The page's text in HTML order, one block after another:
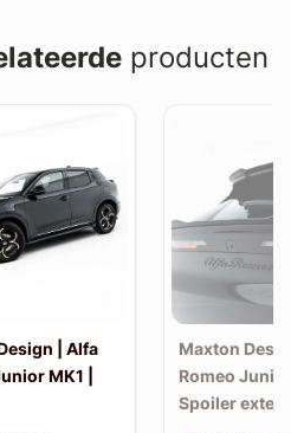
producten
| Alfa
MK1 |
Maxton
Romeo
Spoiler